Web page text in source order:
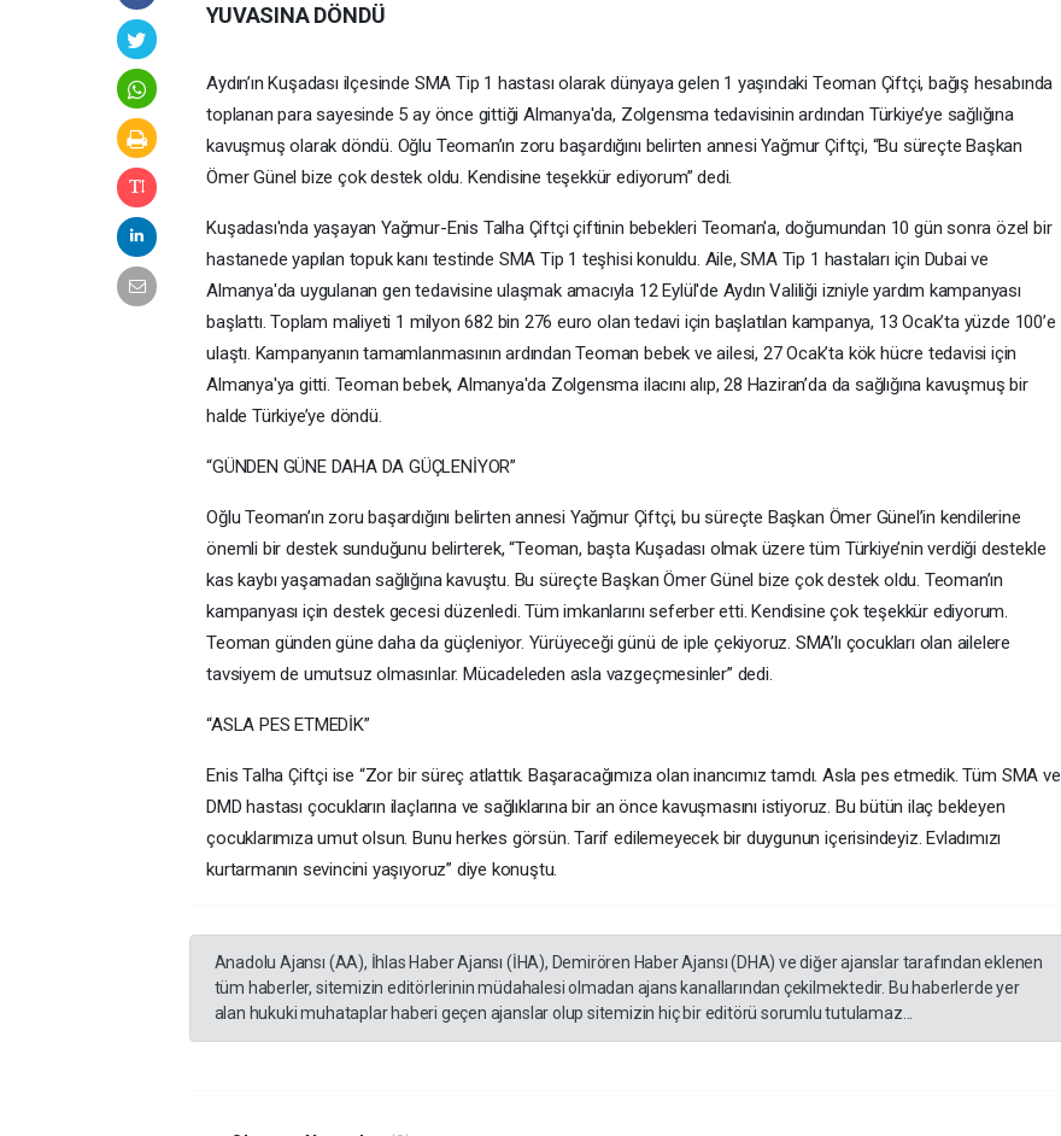
YUVASINA DÖNDÜ
Aydın’ın Kuşadası ilçesinde SMA Tip 1 hastası olarak dünyaya gelen 1 yaşındaki Teoman Çiftçi, bağış hesabında
toplanan para sayesinde 5 ay önce gittiği Almanya'da, Zolgensma tedavisinin ardından Türkiye’ye sağlığına
kavuşmuş olarak döndü. Oğlu Teoman’ın zoru başardığını belirten annesi Yağmur Çiftçi, “Bu süreçte Başkan
Ömer Günel bize çok destek oldu. Kendisine teşekkür ediyorum” dedi.
Kuşadası'nda yaşayan Yağmur-Enis Talha Çiftçi çiftinin bebekleri Teoman'a, doğumundan 10 gün sonra özel bir
hastanede yapılan topuk kanı testinde SMA Tip 1 teşhisi konuldu. Aile, SMA Tip 1 hastaları için Dubai ve
Almanya'da uygulanan gen tedavisine ulaşmak amacıyla 12 Eylül'de Aydın Valiliği izniyle yardım kampanyası
başlattı. Toplam maliyeti 1 milyon 682 bin 276 euro olan tedavi için başlatılan kampanya, 13 Ocak’ta yüzde 100’e
ulaştı. Kampanyanın tamamlanmasının ardından Teoman bebek ve ailesi, 27 Ocak’ta kök hücre tedavisi için
Almanya'ya gitti. Teoman bebek, Almanya'da Zolgensma ilacını alıp, 28 Haziran’da da sağlığına kavuşmuş bir
halde Türkiye’ye döndü.
“GÜNDEN GÜNE DAHA DA GÜÇLENİYOR”
Oğlu Teoman’ın zoru başardığını belirten annesi Yağmur Çiftçi, bu süreçte Başkan Ömer Günel’in kendilerine
önemli bir destek sunduğunu belirterek, “Teoman, başta Kuşadası olmak üzere tüm Türkiye’nin verdiği destekle
kas kaybı yaşamadan sağlığına kavuştu. Bu süreçte Başkan Ömer Günel bize çok destek oldu. Teoman’ın
kampanyası için destek gecesi düzenledi. Tüm imkanlarını seferber etti. Kendisine çok teşekkür ediyorum.
Teoman günden güne daha da güçleniyor. Yürüyeceği günü de iple çekiyoruz. SMA’lı çocukları olan ailelere
tavsiyem de umutsuz olmasınlar. Mücadeleden asla vazgeçmesinler” dedi.
“ASLA PES ETMEDİK”
Enis Talha Çiftçi ise “Zor bir süreç atlattık. Başaracağımıza olan inancımız tamdı. Asla pes etmedik. Tüm SMA ve
DMD hastası çocukların ilaçlarına ve sağlıklarına bir an önce kavuşmasını istiyoruz. Bu bütün ilaç bekleyen
çocuklarımıza umut olsun. Bunu herkes görsün. Tarif edilemeyecek bir duygunun içerisindeyiz. Evladımızı
kurtarmanın sevincini yaşıyoruz” diye konuştu.
Anadolu Ajansı (AA), İhlas Haber Ajansı (İHA), Demirören Haber Ajansı (DHA) ve diğer ajanslar tarafından eklenen
tüm haberler, sitemizin editörlerinin müdahalesi olmadan ajans kanallarından çekilmektedir. Bu haberlerde yer
alan hukuki muhataplar haberi geçen ajanslar olup sitemizin hiç bir editörü sorumlu tutulamaz...